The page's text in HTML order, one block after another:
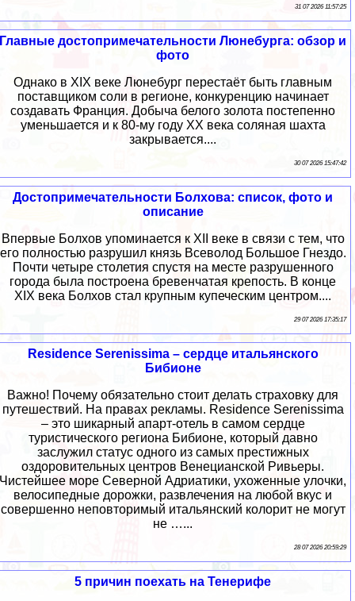
31 07 2026 11:57:25
Главные достопримечательности Люнебурга: обзор и
фото
Однако в XIX веке Люнебург перестаёт быть главным
поставщиком соли в регионе, конкуренцию начинает
создавать Франция. Добыча белого золота постепенно
уменьшается и к 80-му году XX века соляная шахта
закрывается....
30 07 2026 15:47:42
Достопримечательности Болхова: список, фото и
описание
Впервые Болхов упоминается к XII веке в связи с тем, что
его полностью разрушил князь Всеволод Большое Гнездо.
Почти четыре столетия спустя на месте разрушенного
города была построена бревенчатая крепость. В конце
XIX века Болхов стал крупным купеческим центром....
29 07 2026 17:35:17
Residence Serenissima – сердце итальянского
Бибионе
Важно! Почему обязательно стоит делать страховку для
путешествий. На правах рекламы. Residence Serenissima
– это шикарный апарт-отель в самом сердце
туристического региона Бибионе, который давно
заслужил статус одного из самых престижных
оздоровительных центров Венецианской Ривьеры.
Чистейшее море Северной Адриатики, ухоженные улочки,
велосипедные дорожки, развлечения на любой вкус и
совершенно неповторимый итальянский колорит не могут
не …...
28 07 2026 20:59:29
5 причин поехать на Тенерифе